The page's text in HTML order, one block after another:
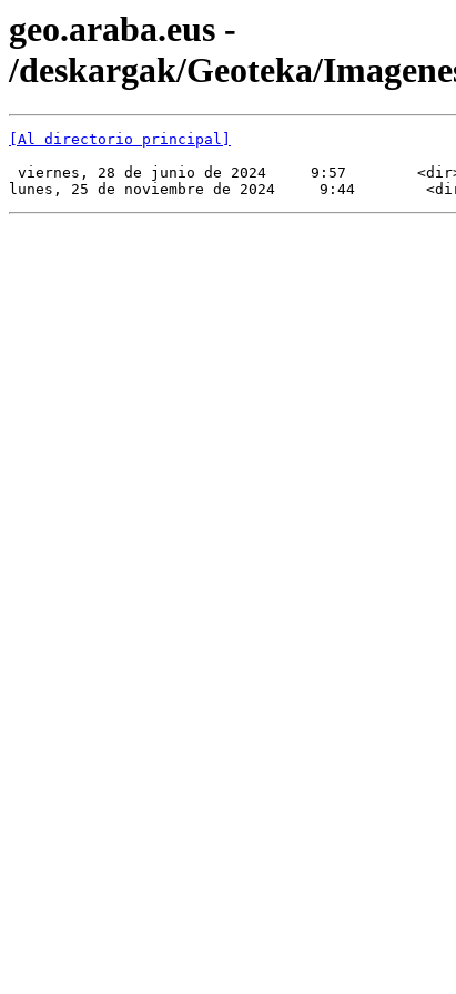
geo.araba.eus -
/deskargak/Geoteka/
[Al directorio principal]
viernes, 28 de junio de 2024     9:57
lunes, 25 de noviembre de 2024     9:44